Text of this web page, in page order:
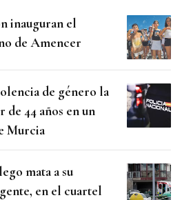
inauguran el
de Amencer
de género la
de 44 años en un
Murcia
mata a su
en el cuartel